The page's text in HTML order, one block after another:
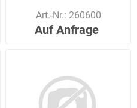
Art.-Nr.: 260600
Auf Anfrage